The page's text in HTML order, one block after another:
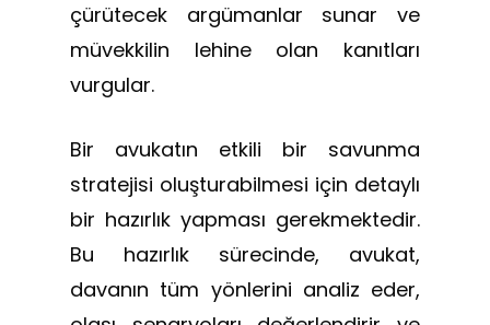
çürütecek argümanlar sunar ve
müvekkilin lehine olan kanıtları
vurgular.
Bir avukatın etkili bir savunma
stratejisi oluşturabilmesi için detaylı
bir hazırlık yapması gerekmektedir.
Bu hazırlık sürecinde, avukat,
davanın tüm yönlerini analiz eder,